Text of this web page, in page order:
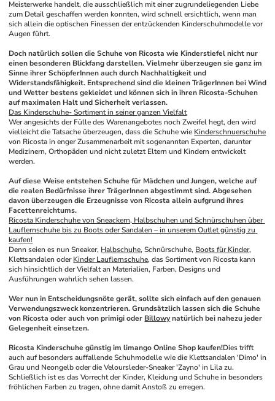
Meisterwerke handelt, die ausschließlich mit einer zugrundeliegenden Liebe
zum Detail geschaffen werden konnten, wird schnell ersichtlich, wenn man
sich allein die optischen Finessen der entzückenden Kinderschuhmodelle vor
Augen führt.
Doch natürlich sollen die Schuhe von Ricosta wie Kinderstiefel nicht nur
einen besonderen Blickfang darstellen. Vielmehr überzeugen sie ganz im
Sinne ihrer SchöpferInnen auch durch Nachhaltigkeit und
Widerstandsfähigkeit. Entsprechend sind die kleinen TrägerInnen bei Wind
und Wetter bestens gekleidet und können sich in ihren Ricosta-Schuhen
auf maximalen Halt und Sicherheit verlassen.
Das Kinderschuhe- Sortiment in seiner ganzen Vielfalt
Wer angesichts der Fülle des Warenangebotes noch Zweifel hegt, den wird
vielleicht die Tatsache überzeugen, dass die Schuhe wie Kinderschnuerschuhe
von Ricosta in enger Zusammenarbeit mit sogenannten Experten, darunter
Medizinern, Orthopäden und nicht zuletzt Eltern und Kindern entwickelt
werden.
Auf diese Weise entstehen Schuhe für Mädchen und Jungen, welche auf
die realen Bedürfnisse ihrer TrägerInnen abgestimmt sind. Abgesehen
davon überzeugen die Erzeugnisse von Ricosta allein aufgrund ihres
Facettenreichtums.
Ricosta Kinderschuhe von Sneackern, Halbschuhen und Schnürschuhen über
Lauflernschuhe bis zu Boots oder Sandalen – in unserem Outlet günstig zu
kaufen!
Denn seien es nun Sneaker, Halbschuhe, Schnürschuhe, Boots für Kinder,
Klettsandalen oder Kinder Lauflernschuhe, das Sortiment von Ricosta kann
sich hinsichtlich der Vielfalt an Materialien, Farben, Designs und
Ausführungen wahrlich sehen lassen.
Wer nun in Entscheidungsnöte gerät, sollte sich einfach auf den genauen
Verwendungszweck konzentrieren. Grundsätzlich lassen sich die Schuhe
von Ricosta oder auch von primigi oder Billowy natürlich bei nahezu jeder
Gelegenheit einsetzen.
Ricosta Kinderschuhe günstig im limango Online Shop kaufen!Dies trifft
auch auf besonders auffallende Schuhmodelle wie die Klettsandalen 'Dimo' in
Grau und Neongelb oder die Veloursleder-Sneaker 'Zayno' in Lila zu.
Schließlich ist es das Vorrecht der Kinder, Kleidung und Schuhe in besonders
fröhlichen Farben zu tragen, ohne damit Anstoß zu erregen.